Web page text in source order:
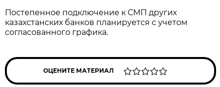
Постепенное подключение к СМП других
казахстанских банков планируется с учетом
согласованного графика.
ОЦЕНИТЕ МАТЕРИАЛ